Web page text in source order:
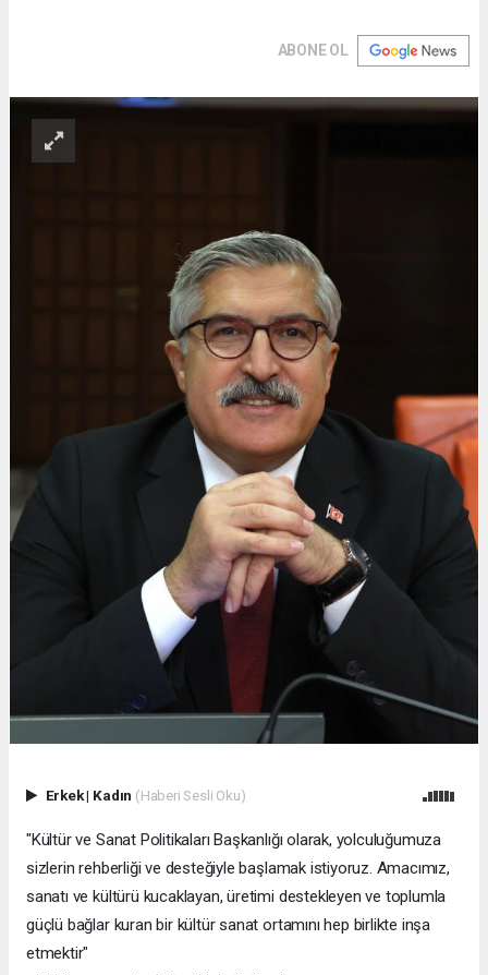
ABONE OL
Erkek| Kadın (Haberi Sesli Oku)
"Kültür ve Sanat Politikaları Başkanlığı olarak, yolculuğumuza
sizlerin rehberliği ve desteğiyle başlamak istiyoruz. Amacımız,
sanatı ve kültürü kucaklayan, üretimi destekleyen ve toplumla
güçlü bağlar kuran bir kültür sanat ortamını hep birlikte inşa
etmektir"